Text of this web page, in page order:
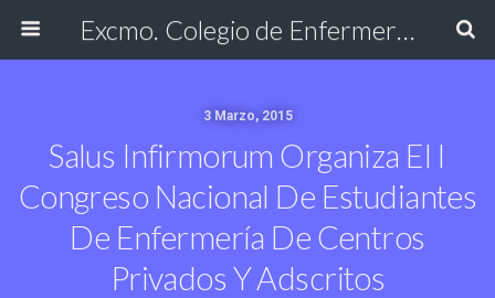
Excmo. Colegio de Enfermería de Cádiz
3 Marzo, 2015
Salus Infirmorum Organiza El I
Congreso Nacional De Estudiantes
De Enfermería De Centros
Privados Y Adscritos